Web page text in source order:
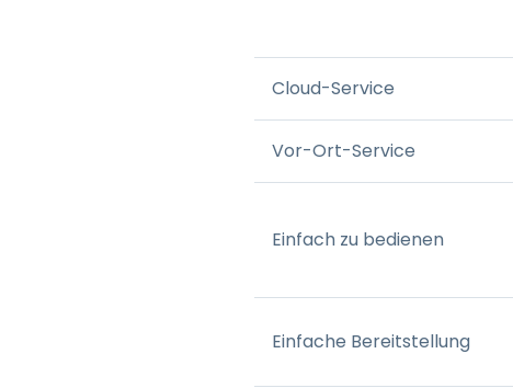
Cloud-Service
Vor-Ort-Service
Einfach zu bedienen
Einfache Bereitstellung